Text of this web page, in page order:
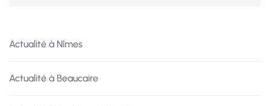
Actualité à Nîmes
Actualité à Beaucaire